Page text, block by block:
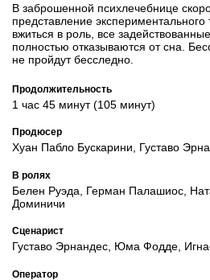
В заброшенной психлечебнице
представление
вжиться в роль, все
полностью отказываются от сна.
не пройдут бесследно.
Продолжительность
1 час 45 минут (105 минут)
Продюсер
Хуан Пабло Бускарини, Густаво
В ролях
Белен Руэда, Герман Палашиос,
Доминичи
Сценарист
Густаво Эрнандес, Юма Фодде,
Оператор